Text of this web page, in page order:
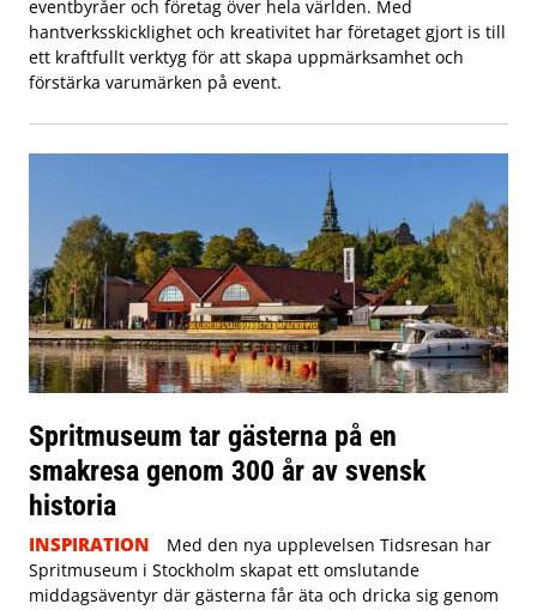
eventbyråer och företag över hela världen. Med
hantverksskicklighet och kreativitet har företaget gjort is till
ett kraftfullt verktyg för att skapa uppmärksamhet och
förstärka varumärken på event.
Spritmuseum tar gästerna på en
smakresa genom 300 år av svensk
historia
INSPIRATION
Med den nya upplevelsen Tidsresan har
Spritmuseum i Stockholm skapat ett omslutande
middagsäventyr där gästerna får äta och dricka sig genom